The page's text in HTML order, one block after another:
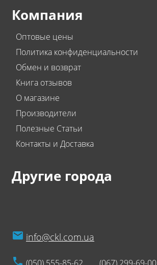
Компания
Оптовые цены
Политика конфиденциальности
Обмен и возврат
Книга отзывов
О магазине
Производители
Полезные Статьи
Контакты и Доставка
Другие города
info@ckl.com.ua